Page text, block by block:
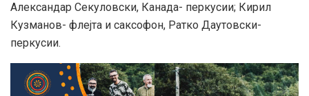
Александар Секуловски, Канада- перкусии; Кирил
Кузманов- флејта и саксофон, Ратко Даутовски-
перкусии.